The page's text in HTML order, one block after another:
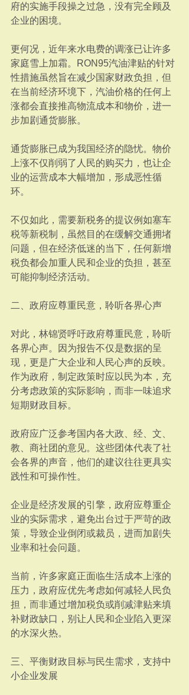
府的实施手段操之过急，没有完全顾及
企业的困境。
更何况，近年来水电费的调涨已让许多
家庭雪上加霜。RON95汽油津贴的针对
性措施虽然旨在减少国家财政负担，但
在当前经济环境下，汽油价格的任何上
涨都会直接推高物流成本和物价，进一
步加剧通货膨胀。
通货膨胀已成为我国经济的隐忧。物价
上涨不仅削弱了人民的购买力，也让企
业的运营成本大幅增加，形成恶性循
环。
不仅如此，需要新税务的提议例如塞车
税等新税制，虽然目的在缓解交通拥堵
问题，但在经济低迷的当下，任何新增
税负都会加重人民和企业的负担，甚至
可能抑制经济活动。
二、政府应尊重民意，聆听各界心声
对此，林锦贤呼吁政府尊重民意，聆听
各界心声。因为报告不仅是数据的呈
现，更是广大企业和人民心声的反映。
作为政府，制定政策时应以民为本，充
分考虑政策的实际影响，而非一味追求
短期财政目标。
政府应广泛参考国内各大政、经、文、
教、商社团的意见。这些团体代表了社
会各界的声音，他们的建议往往更具实
践性和可操作性。
企业是经济发展的引擎，政府应尊重企
业的实际需求，避免出台过于严苛的政
策，导致企业倒闭或裁员，进而加剧失
业率和社会问题。
当前，许多家庭正面临生活成本上涨的
压力，政府应优先考虑如何减轻人民负
担，而非通过增加税负或削减津贴来填
补财政缺口，别让人民和企业陷入更深
的水深火热。
三、平衡财政目标与民生需求，支持中
小企业发展